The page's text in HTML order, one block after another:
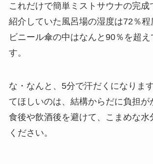
これだけで簡単ミストサウナの完成
紹介していた風呂場の湿度は72％程
ビニール傘の中はなんと90％を超
す。
な・なんと、5分で汗だくになりま
てほしいのは、結構からだに負担が
食後や飲酒後を避けて、こまめな水
ください。